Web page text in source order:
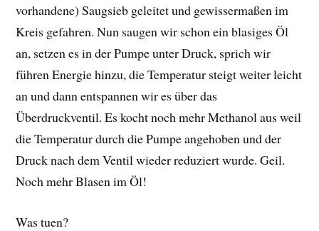
vorhandene) Saugsieb geleitet und gewissermaßen im
Kreis gefahren. Nun saugen wir schon ein blasiges Öl
an, setzen es in der Pumpe unter Druck, sprich wir
führen Energie hinzu, die Temperatur steigt weiter leicht
an und dann entspannen wir es über das
Überdruckventil. Es kocht noch mehr Methanol aus weil
die Temperatur durch die Pumpe angehoben und der
Druck nach dem Ventil wieder reduziert wurde. Geil.
Noch mehr Blasen im Öl!
Was tuen?